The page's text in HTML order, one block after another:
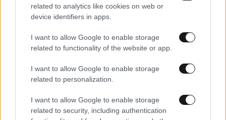
related to analytics like cookies on web or
device identifiers in apps.
I want to allow Google to enable storage
related to functionality of the website or app.
I want to allow Google to enable storage
related to personalization.
I want to allow Google to enable storage
related to security, including authentication